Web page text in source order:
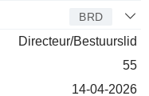
BRD
Directeur/Bestuurslid
55
14-04-2026